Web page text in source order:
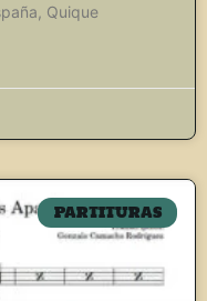
Quique
PARTITURAS